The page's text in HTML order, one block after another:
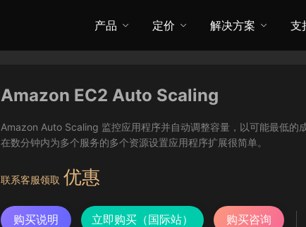
产品 定价 解决方案 支
Amazon EC2 Auto Scaling
Amazon Auto Scaling 监控应用程序并自动调整容量，以可能最低的
在数分钟内为多个服务的多个资源设置应用程序扩展很简单。
联系客服领取 优惠
购买说明 立即购买（国际站） 购买咨询